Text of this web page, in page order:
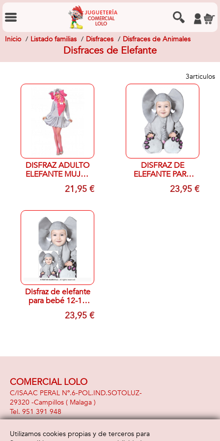
Inicio Listado familias Disfraces Disfraces de Animales
Disfraces de Elefante
3articulos
DISFRAZ ADULTO
ELEFANTE MUJER
21,95 €
DISFRAZ DE
ELEFANTE PARA
BEBE 18-24 MESES
23,95 €
Disfraz de elefante
para bebé 12-18
MESES23,95 €
COMERCIAL LOLO
C/ISAAC PERAL Nº.6-POL.IND.SOTOLUZ-
29320 -Campillos ( Malaga )
951 391 948
Utilizamos cookies propias y de terceros para